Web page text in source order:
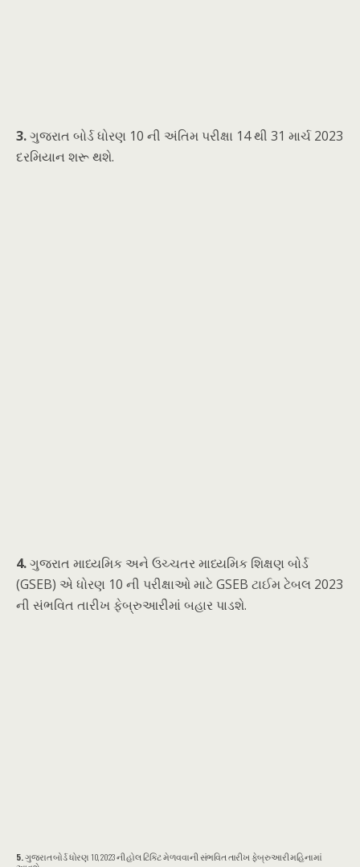
3.ગુજરાત બોર્ડ ધોરણ 10 ની અંતિમ પરીક્ષા 14 થી 31 માર્ચ 2023
દરમિયાન શરૂ થશે.
4.ગુજરાત માધ્યમિક અને ઉચ્ચતર માધ્યમિક શિક્ષણ બોર્ડ
(GSEB) એ ધોરણ 10 ની પરીક્ષાઓ માટે GSEB ટાઈમ ટેબલ 2023
ની સંભવિત તારીખ ફેબ્રુઆરીમાં બહાર પાડશે.
5.ગુજરાત બોર્ડ ધોરણ 10, 2023 ની હોલ ટિકિટ મેળવવાની સંભવિત તારીખ ફેબ્રુઆરી મહિનામાં